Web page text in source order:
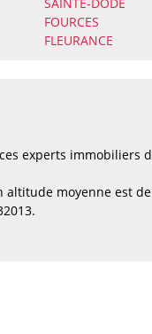
FOURCES
FLEURANCE
experts immobiliers
altitude moyenne est